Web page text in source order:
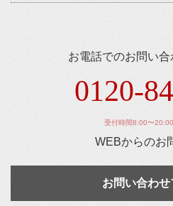
お電話でのお問い
0120-
受付時間8:00〜
WEBからのお
お問い合わせ